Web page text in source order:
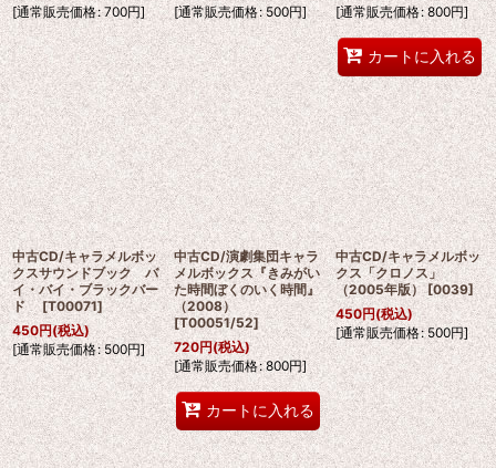
[通常販売価格: 700円]
[通常販売価格: 500円]
[通常販売価格: 800円]
カートに入れる
中古CD/キャラメルボッ
クスサウンドブック バ
イ・バイ・ブラックバー
ド [T00071]
450円(税込)
[通常販売価格: 500円]
中古CD/演劇集団キャラ
メルボックス『きみがい
た時間ぼくのいく時間』
（2008）
[T00051/52]
720円(税込)
[通常販売価格: 800円]
カートに入れる
中古CD/キャラメルボッ
クス「クロノス」
（2005年版） [0039]
450円(税込)
[通常販売価格: 500円]